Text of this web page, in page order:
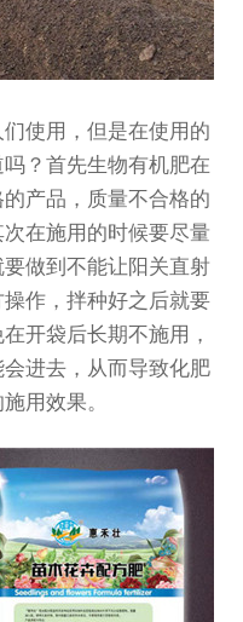
使用，但是在使用的
？首先生物有机肥在
产品，质量不合格的
在施用的时候要尽量
做到不能让阳关直射
作，拌种好之后就要
开袋后长期不施用，
进去，从而导致化肥
用效果。